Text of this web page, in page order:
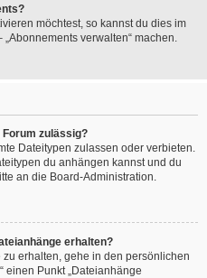
möchtest, so kannst du dies im
verwalten“ machen.
zulässig?
Dateitypen zulassen oder verbieten.
du anhängen kannst und du
an die Board-Administration.
erhalten?
erhalten, gehe in den persönlichen
einen Punkt „Dateianhänge